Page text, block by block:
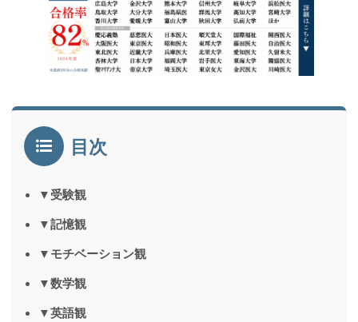
目次
▼受験観
▼記憶観
▼モチベーション観
▼数学観
▼英語観